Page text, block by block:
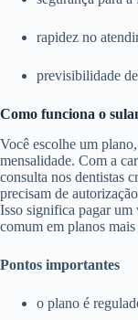
rapidez no
previsibilidade
Como funciona o
Você escolhe um
mensalidade. Com a
consulta nos dentistas
precisam de
Isso significa pagar um
comum em planos mais
Pontos importantes
o plano é